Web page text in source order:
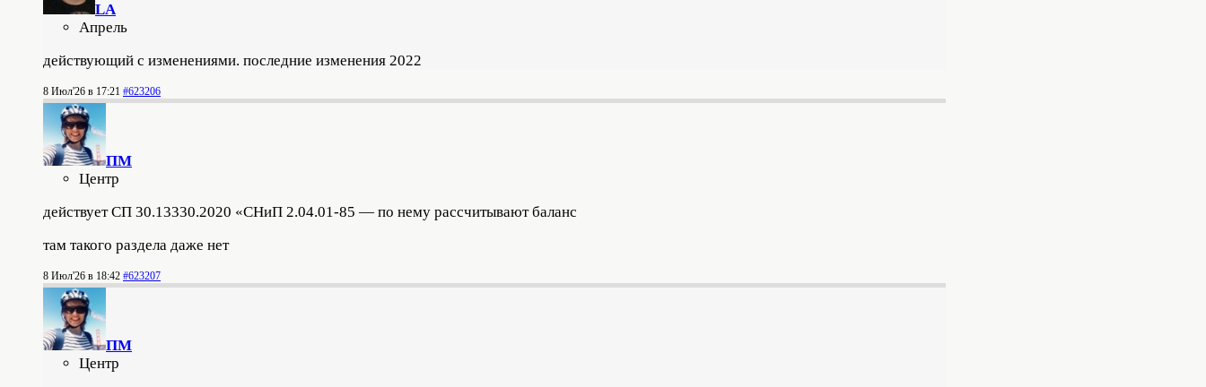
LA
Апрель
действующий с изменениями. последние изменения 2022
8 Июл'26 в 17:21 #623206
ПМ
Центр
действует СП 30.13330.2020 «СНиП 2.04.01-85 — по нему рассчитывают баланс
там такого раздела даже нет
8 Июл'26 в 18:42 #623207
ПМ
Центр